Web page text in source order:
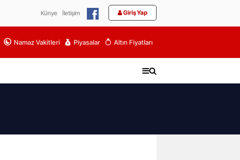
Künye İletişim Giriş Yap
Namaz Vakitleri Piyasalar Altın Fiyatları